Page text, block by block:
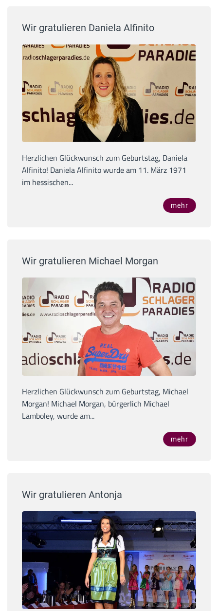
Wir gratulieren Daniela Alfinito
Herzlichen Glückwunsch zum Geburtstag, Daniela
Alfinito! Daniela Alfinito wurde am 11. März 1971
im hessischen...
mehr
Wir gratulieren Michael Morgan
Herzlichen Glückwunsch zum Geburtstag, Michael
Morgan! Michael Morgan, bürgerlich Michael
Lamboley, wurde am...
mehr
Wir gratulieren Antonja